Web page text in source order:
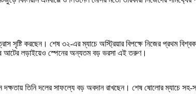
সৃষ্টি করছেন। শেষ ৩২-এর ম্যাচে অস্ট্রিয়ার বিপক্ষে নিজের প্রথম
শেষ আটের লড়াইয়েও স্পেনের অন্যতম বড় ভরসা এই তরুণ।
তিনি দলের সাফল্যে বড় অবদান রাখছেন। শেষ ষোলোর ম্যাচে সহ-